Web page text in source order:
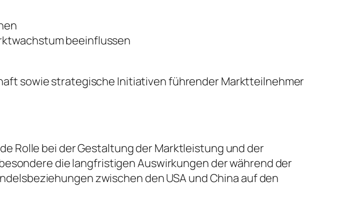
beeinflussen
sowie strategische Initiativen führender Marktteilnehmer
Rolle bei der Gestaltung der Marktleistung und der
die langfristigen Auswirkungen der während der
zwischen den USA und China auf den